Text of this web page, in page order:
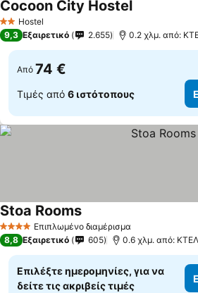
2 Αστέρια
Hostel
Cocoon City HostelΕμφάνιση
9,3 Εξαιρετικό 2.655 0.2 χλμ. από:
Από 74 €
Τιμές από 6 ιστότοπους
4 ΑστέριαΕπιπλωμένο διαμέρισμα
Stoa RoomsΕμφάνιση τιμών
8,8 Εξαιρετικό 605 0.6 χλμ. από:
Επιλέξτε ημερομηνίες, για να
δείτε τις ακριβείς τιμές